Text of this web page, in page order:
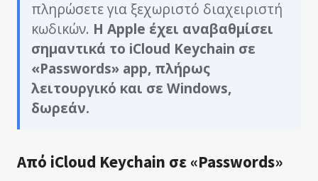
πληρώσετε για ξεχωριστό διαχειριστή
κωδικών. Η Apple έχει αναβαθμίσει
σημαντικά το iCloud Keychain σε
«Passwords» app, πλήρως
λειτουργικό και σε Windows,
δωρεάν.
Από iCloud Keychain σε «Passwords»